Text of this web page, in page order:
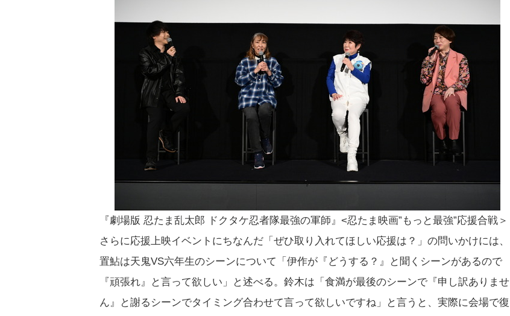
『劇場版 忍たま乱太郎 ドクタケ忍者隊最強の軍師』<忍たま映画”もっと最強”応援合戦＞
さらに応援上映イベントにちなんだ「ぜひ取り入れてほしい応援は？」の問いかけには、
置鮎は天鬼VS六年生のシーンについて「伊作が『どうする？』と聞くシーンがあるので
『頑張れ』と言って欲しい」と述べる。鈴木は「食満が最後のシーンで『申し訳ありませ
ん』と謝るシーンでタイミング合わせて言って欲しいですね」と言うと、実際に会場で復